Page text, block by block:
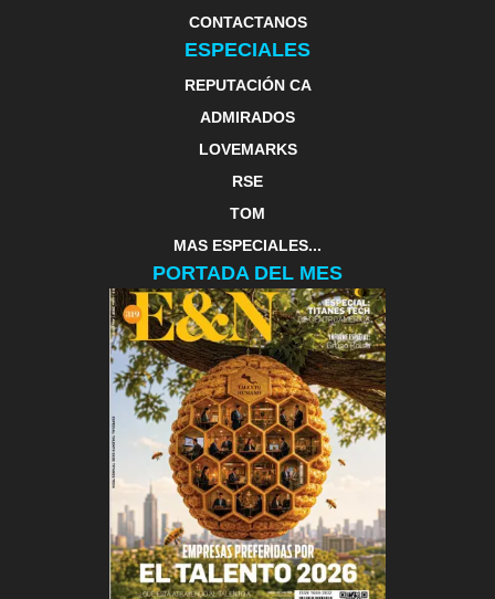
CONTACTANOS
ESPECIALES
REPUTACIÓN CA
ADMIRADOS
LOVEMARKS
RSE
TOM
MAS ESPECIALES...
PORTADA DEL MES